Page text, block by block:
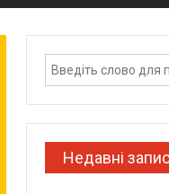
Недавні